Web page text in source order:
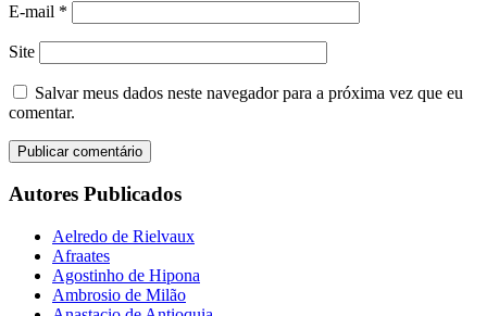
E-mail *
Site
Salvar meus dados neste navegador para a próxima vez que eu
comentar.
Autores Publicados
Aelredo de Rielvaux
Afraates
Agostinho de Hipona
Ambrosio de Milão